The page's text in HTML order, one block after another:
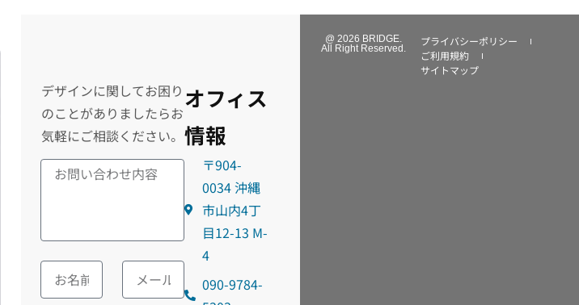
デザインに関してお困り
のことがありましたらお
気軽にご相談ください。
オフィス
情報
〒904-
0034 沖縄
市山内4丁
目12-13 M-
4
090-9784-
@ 2026 BRIDGE.
All Right Reserved.
プライバシーポリシー
ご利用規約
サイトマップ